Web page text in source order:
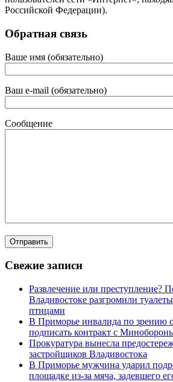
Российской Федерации).
Обратная связь
Ваше имя (обязательно)
Ваш e-mail (обязательно)
Сообщение
Свежие записи
Развлечение или преступление?
Владивостоке разгромили
птицами
В Приморье инвалида по зрению
подписать контракт с
Прокуратура вынесла
застройщиков Владивостока
В Приморье мужчина ударил
площадке из-за мяча, задевшего